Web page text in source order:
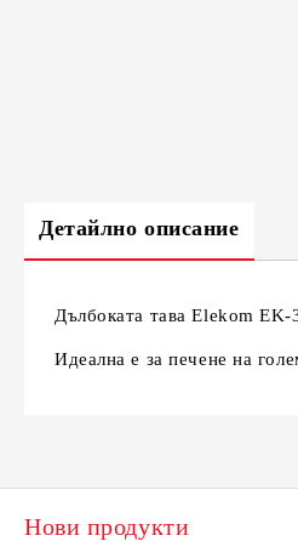
Детайлно описание
Дълбоката тава Elekom
Идеална е за печене на
Нови продукти